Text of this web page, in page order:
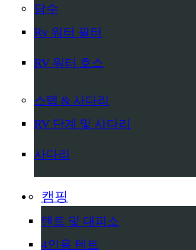
담수
Rv 워터 필터
RV 워터 호스
스텝 & 사다리
RV 단계 및 사다리
사다리
캠핑
텐트 및 대피소
4인용 텐트